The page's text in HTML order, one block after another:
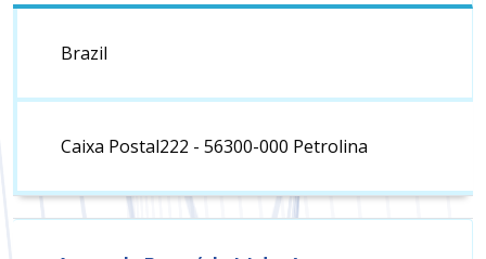
Brazil
Caixa Postal222 - 56300-000 Petrolina